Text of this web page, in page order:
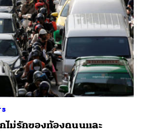
ไม่รักของท้องถนนและ